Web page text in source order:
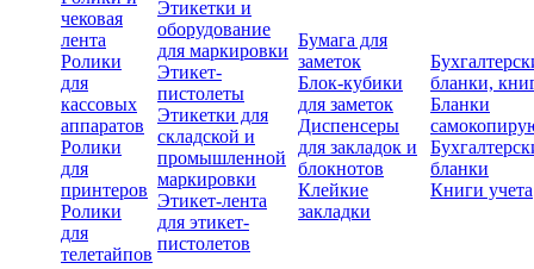
чековая
лента
Ролики
для
кассовых
аппаратов
Ролики
для
принтеров
Ролики
для
телетайпов
Этикетки и
оборудование
для маркировки
Этикет-
пистолеты
Этикетки для
складской и
промышленной
маркировки
Этикет-лента
для этикет-
пистолетов
Бумага для
заметок
Блок-кубики
для заметок
Диспенсеры
для закладок и
блокнотов
Клейкие
закладки
бланки,
Бланки
бланки
Книги учета